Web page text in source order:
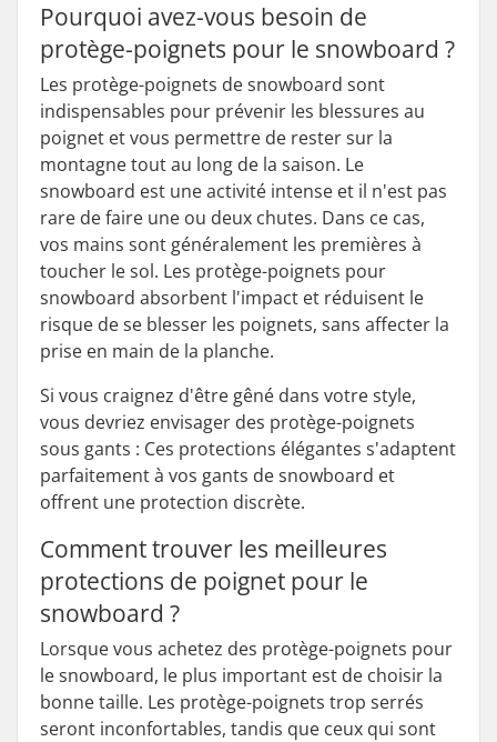
Pourquoi avez-vous besoin de
protège-poignets pour le snowboard ?
Les protège-poignets de snowboard sont
indispensables pour prévenir les blessures au
poignet et vous permettre de rester sur la
montagne tout au long de la saison. Le
snowboard est une activité intense et il n'est pas
rare de faire une ou deux chutes. Dans ce cas,
vos mains sont généralement les premières à
toucher le sol. Les protège-poignets pour
snowboard absorbent l'impact et réduisent le
risque de se blesser les poignets, sans affecter la
prise en main de la planche.
Si vous craignez d'être gêné dans votre style,
vous devriez envisager des protège-poignets
sous gants : Ces protections élégantes s'adaptent
parfaitement à vos gants de snowboard et
offrent une protection discrète.
Comment trouver les meilleures
protections de poignet pour le
snowboard ?
Lorsque vous achetez des protège-poignets pour
le snowboard, le plus important est de choisir la
bonne taille. Les protège-poignets trop serrés
seront inconfortables, tandis que ceux qui sont